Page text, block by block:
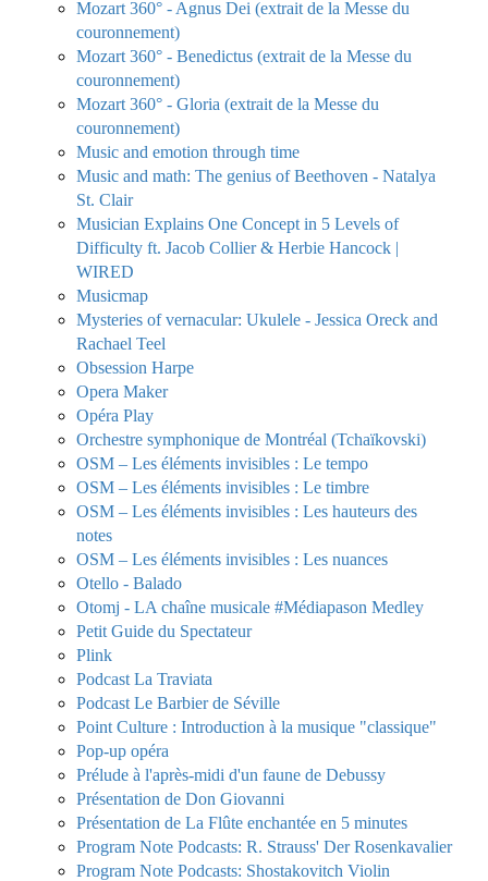
Mozart 360° - Agnus Dei (extrait de la Messe du
couronnement)
Mozart 360° - Benedictus (extrait de la Messe du
couronnement)
Mozart 360° - Gloria (extrait de la Messe du
couronnement)
Music and emotion through time
Music and math: The genius of Beethoven - Natalya
St. Clair
Musician Explains One Concept in 5 Levels of
Difficulty ft. Jacob Collier & Herbie Hancock |
WIRED
Musicmap
Mysteries of vernacular: Ukulele - Jessica Oreck and
Rachael Teel
Obsession Harpe
Opera Maker
Opéra Play
Orchestre symphonique de Montréal (Tchaïkovski)
OSM – Les éléments invisibles : Le tempo
OSM – Les éléments invisibles : Le timbre
OSM – Les éléments invisibles : Les hauteurs des
notes
OSM – Les éléments invisibles : Les nuances
Otello - Balado
Otomj - LA chaîne musicale #Médiapason Medley
Petit Guide du Spectateur
Plink
Podcast La Traviata
Podcast Le Barbier de Séville
Point Culture : Introduction à la musique "classique"
Pop-up opéra
Prélude à l'après-midi d'un faune de Debussy
Présentation de Don Giovanni
Présentation de La Flûte enchantée en 5 minutes
Program Note Podcasts: R. Strauss' Der Rosenkavalier
Program Note Podcasts: Shostakovitch Violin